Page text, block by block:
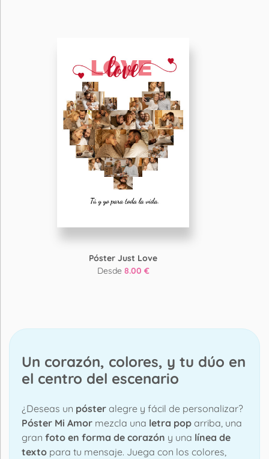
Póster Just Love
Desde 8.00 €
Un corazón, colores, y tu dúo en
el centro del escenario
¿Deseas un póster alegre y fácil de personalizar?
Póster Mi Amor mezcla una letra pop arriba, una
gran foto en forma de corazón y una línea de
texto para tu mensaje. Juega con los colores,